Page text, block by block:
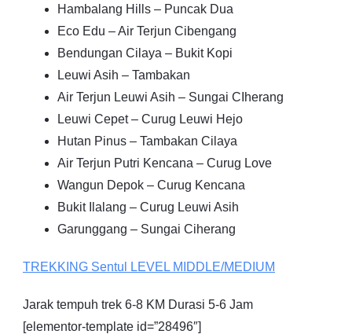
Hambalang Hills – Puncak Dua
Eco Edu – Air Terjun Cibengang
Bendungan Cilaya – Bukit Kopi
Leuwi Asih – Tambakan
Air Terjun Leuwi Asih – Sungai CIherang
Leuwi Cepet – Curug Leuwi Hejo
Hutan Pinus – Tambakan Cilaya
Air Terjun Putri Kencana – Curug Love
Wangun Depok – Curug Kencana
Bukit Ilalang – Curug Leuwi Asih
Garunggang – Sungai Ciherang
TREKKING Sentul LEVEL MIDDLE/MEDIUM
Jarak tempuh trek 6-8 KM Durasi 5-6 Jam
[elementor-template id=”28496″]